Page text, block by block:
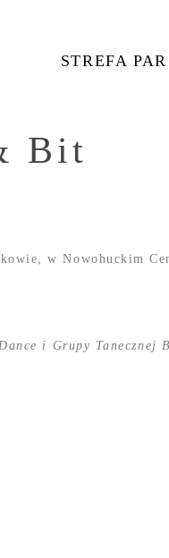
STREFA PAR
Bit
w Nowohuckim